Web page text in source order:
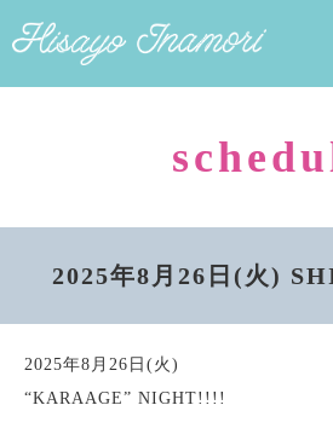
2025年8月26日(火)
2025年8月26日(火)
“KARAAGE” NIGHT!!!!